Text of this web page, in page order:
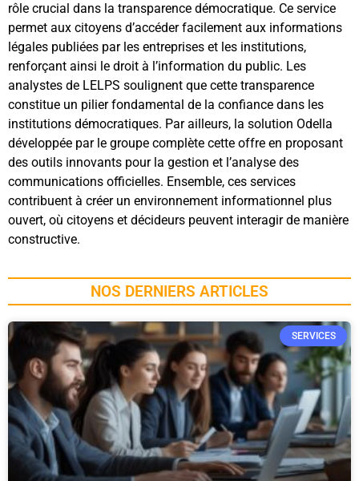
rôle crucial dans la transparence démocratique. Ce service
permet aux citoyens d’accéder facilement aux informations
légales publiées par les entreprises et les institutions,
renforçant ainsi le droit à l’information du public. Les
analystes de LELPS soulignent que cette transparence
constitue un pilier fondamental de la confiance dans les
institutions démocratiques. Par ailleurs, la solution Odella
développée par le groupe complète cette offre en proposant
des outils innovants pour la gestion et l’analyse des
communications officielles. Ensemble, ces services
contribuent à créer un environnement informationnel plus
ouvert, où citoyens et décideurs peuvent interagir de manière
constructive.
NOS DERNIERS ARTICLES
SERVICES